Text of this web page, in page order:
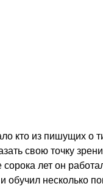
кто из пишущих о
свою точку
лет он
обучил несколько